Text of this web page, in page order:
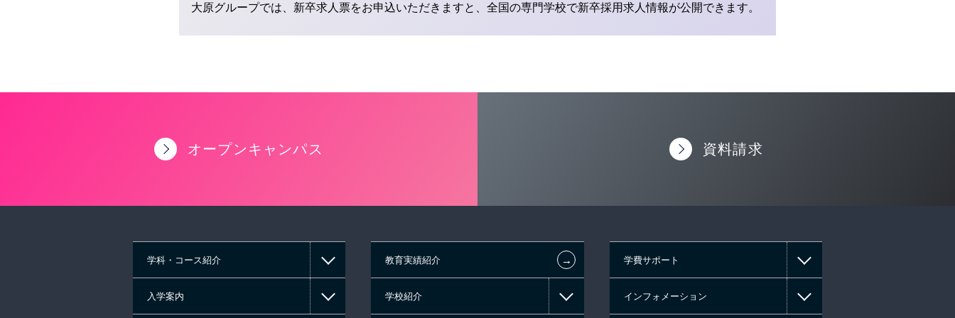
大原グループでは、新卒求人票をお申込いただきますと、全国の専門学校で新卒採用求人情報が公開できます。
オープンキャンパス 資料請求
学科・コース紹介 教育実績紹介 ← 学費サポート
入学案内 学校紹介 インフォメーション